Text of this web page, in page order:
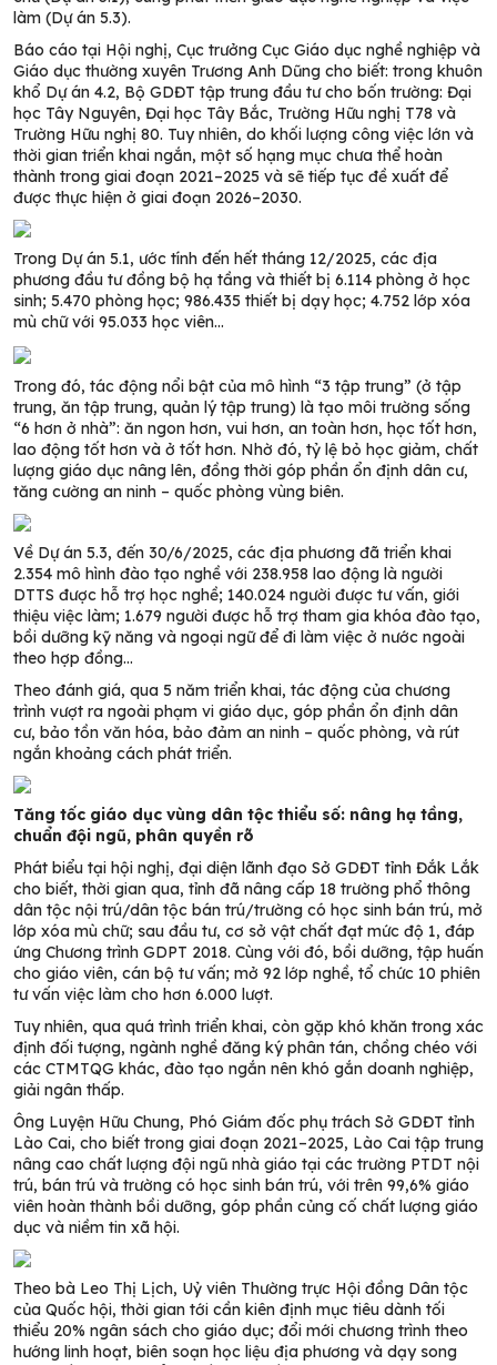
làm (Dự án 5.3).
Báo cáo tại Hội nghị, Cục trưởng Cục Giáo dục nghề nghiệp và
Giáo dục thường xuyên Trương Anh Dũng cho biết: trong khuôn
khổ Dự án 4.2, Bộ GDĐT tập trung đầu tư cho bốn trường: Đại
học Tây Nguyên, Đại học Tây Bắc, Trường Hữu nghị T78 và
Trường Hữu nghị 80. Tuy nhiên, do khối lượng công việc lớn và
thời gian triển khai ngắn, một số hạng mục chưa thể hoàn
thành trong giai đoạn 2021–2025 và sẽ tiếp tục đề xuất để
được thực hiện ở giai đoạn 2026–2030.
Trong Dự án 5.1, ước tính đến hết tháng 12/2025, các địa
phương đầu tư đồng bộ hạ tầng và thiết bị 6.114 phòng ở học
sinh; 5.470 phòng học; 986.435 thiết bị dạy học; 4.752 lớp xóa
mù chữ với 95.033 học viên…
Trong đó, tác động nổi bật của mô hình “3 tập trung” (ở tập
trung, ăn tập trung, quản lý tập trung) là tạo môi trường sống
“6 hơn ở nhà”: ăn ngon hơn, vui hơn, an toàn hơn, học tốt hơn,
lao động tốt hơn và ở tốt hơn. Nhờ đó, tỷ lệ bỏ học giảm, chất
lượng giáo dục nâng lên, đồng thời góp phần ổn định dân cư,
tăng cường an ninh – quốc phòng vùng biên.
Về Dự án 5.3, đến 30/6/2025, các địa phương đã triển khai
2.354 mô hình đào tạo nghề với 238.958 lao động là người
DTTS được hỗ trợ học nghề; 140.024 người được tư vấn, giới
thiệu việc làm; 1.679 người được hỗ trợ tham gia khóa đào tạo,
bồi dưỡng kỹ năng và ngoại ngữ để đi làm việc ở nước ngoài
theo hợp đồng…
Theo đánh giá, qua 5 năm triển khai, tác động của chương
trình vượt ra ngoài phạm vi giáo dục, góp phần ổn định dân
cư, bảo tồn văn hóa, bảo đảm an ninh – quốc phòng, và rút
ngắn khoảng cách phát triển.
Tăng tốc giáo dục vùng dân tộc thiểu số: nâng hạ tầng,
chuẩn đội ngũ, phân quyền rõ
Phát biểu tại hội nghị, đại diện lãnh đạo Sở GDĐT tỉnh Đắk Lắk
cho biết, thời gian qua, tỉnh đã nâng cấp 18 trường phổ thông
dân tộc nội trú/dân tộc bán trú/trường có học sinh bán trú, mở
lớp xóa mù chữ; sau đầu tư, cơ sở vật chất đạt mức độ 1, đáp
ứng Chương trình GDPT 2018. Cùng với đó, bồi dưỡng, tập huấn
cho giáo viên, cán bộ tư vấn; mở 92 lớp nghề, tổ chức 10 phiên
tư vấn việc làm cho hơn 6.000 lượt.
Tuy nhiên, qua quá trình triển khai, còn gặp khó khăn trong xác
định đối tượng, ngành nghề đăng ký phân tán, chồng chéo với
các CTMTQG khác, đào tạo ngắn nên khó gắn doanh nghiệp,
giải ngân thấp.
Ông Luyện Hữu Chung, Phó Giám đốc phụ trách Sở GDĐT tỉnh
Lào Cai, cho biết trong giai đoạn 2021–2025, Lào Cai tập trung
nâng cao chất lượng đội ngũ nhà giáo tại các trường PTDT nội
trú, bán trú và trường có học sinh bán trú, với trên 99,6% giáo
viên hoàn thành bồi dưỡng, góp phần củng cố chất lượng giáo
dục và niềm tin xã hội.
Theo bà Leo Thị Lịch, Uỷ viên Thường trực Hội đồng Dân tộc
của Quốc hội, thời gian tới cần kiên định mục tiêu dành tối
thiểu 20% ngân sách cho giáo dục; đổi mới chương trình theo
hướng linh hoạt, biên soạn học liệu địa phương và dạy song